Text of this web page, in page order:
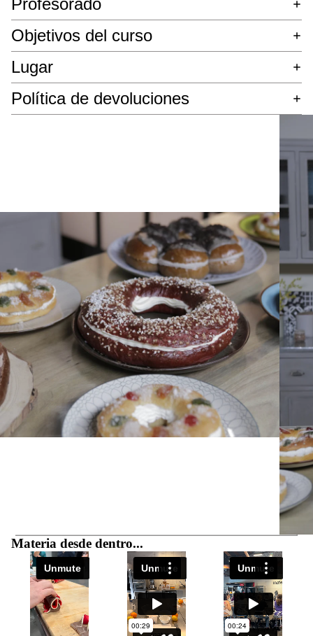
Profesorado
Objetivos del curso
Lugar
Política de devoluciones
Materia desde dentro...